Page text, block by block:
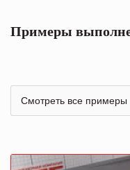
Примеры
Смотреть все примеры